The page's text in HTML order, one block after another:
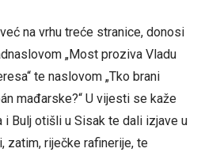
na vrhu treće stranice, donosi
„Most proziva Vladu
te naslovom „Tko brani
mađarske?“ U vijesti se kaže
i Bulj otišli u Sisak te dali izjave u
zatim, riječke rafinerije, te